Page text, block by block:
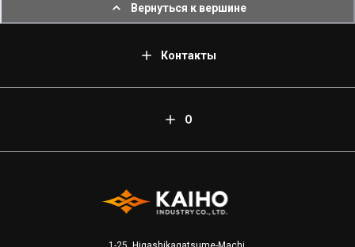
Вернуться к вершине
Контакты
О